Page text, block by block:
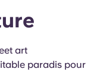
art
paradis pour